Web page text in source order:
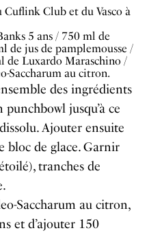
Cuflink Club et du Vasco à
5 ans / 750 ml de
de jus de pamplemousse /
de Luxardo Maraschino /
Saccharum au citron.
des ingrédients
jusqu’à ce
Ajouter ensuite
bloc de glace. Garnir
tranches de
Saccharum au citron,
et d’ajouter 150